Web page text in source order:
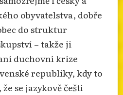
obyvatelstva, dobře
do struktur
– takže ji
duchovní krize
republiky, kdy to
se jazykově čeští